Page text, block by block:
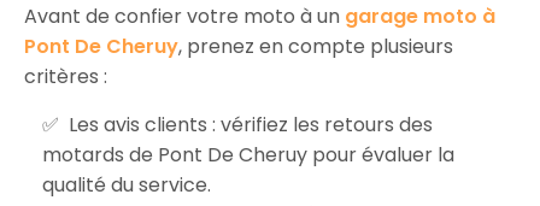
Avant de confier votre moto à un garage moto à
Pont De Cheruy, prenez en compte plusieurs
critères :
Les avis clients : vérifiez les retours des
motards de Pont De Cheruy pour évaluer la
qualité du service.